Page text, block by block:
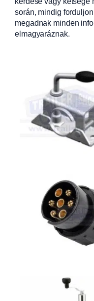
során, mindig
megadnak minden
elmagyaráznak.